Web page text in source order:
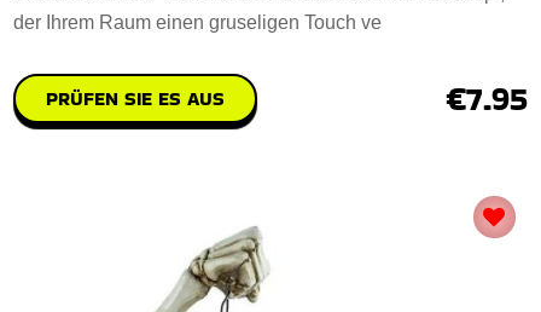
der Ihrem Raum einen gruseligen Touch ve
PRÜFEN SIE ES AUS €7.95